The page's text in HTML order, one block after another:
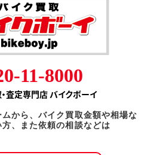
11-8000
査定専門店 バイクボーイ
から、バイク買取金額や相場な
方、また依頼の相談などは